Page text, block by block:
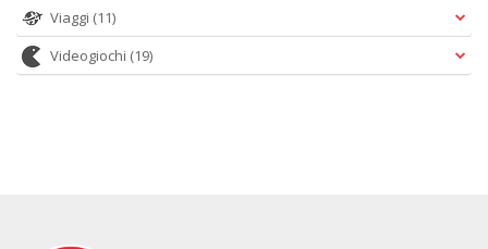
Viaggi (11)
Videogiochi (19)